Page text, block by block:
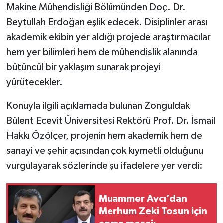
Makine Mühendisliği Bölümünden Doç. Dr.
Beytullah Erdoğan eşlik edecek. Disiplinler arası
akademik ekibin yer aldığı projede araştırmacılar
hem yer bilimleri hem de mühendislik alanında
bütüncül bir yaklaşım sunarak projeyi
yürütecekler.
Konuyla ilgili açıklamada bulunan Zonguldak
Bülent Ecevit Üniversitesi Rektörü Prof. Dr. İsmail
Hakkı Özölçer, projenin hem akademik hem de
sanayi ve şehir açısından çok kıymetli olduğunu
vurgulayarak sözlerinde şu ifadelere yer verdi:
Muammer Avcı’dan
Merhum Zeki Tosun için
Spor
Yaşam